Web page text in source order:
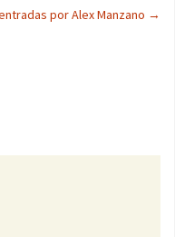
por Alex Manzano →